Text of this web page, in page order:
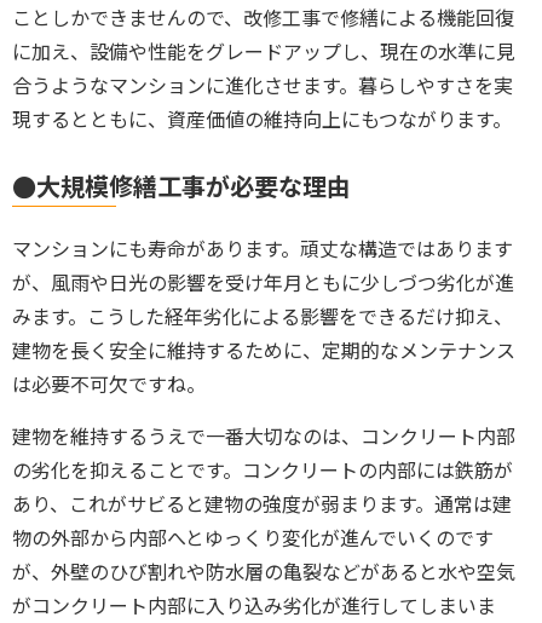
ことしかできませんので、改修工事で修繕による機能回復
に加え、設備や性能をグレードアップし、現在の水準に見
合うようなマンションに進化させます。暮らしやすさを実
現するとともに、資産価値の維持向上にもつながります。
●大規模修繕工事が必要な理由
マンションにも寿命があります。頑丈な構造ではあります
が、風雨や日光の影響を受け年月ともに少しづつ劣化が進
みます。こうした経年劣化による影響をできるだけ抑え、
建物を長く安全に維持するために、定期的なメンテナンス
は必要不可欠ですね。
建物を維持するうえで一番大切なのは、コンクリート内部
の劣化を抑える ことです。コンクリートの内部には鉄筋が
あり、これがサビると建物の強度が弱まります。通常は建
物の外部から内部へとゆっくり変化が進んでいくのです
が、外壁のひび割れや防水層の亀裂などがあると水や空気
がコンクリート内部に入り込み劣化が進行してしまいま